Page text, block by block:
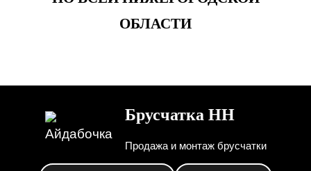
ОБЛАСТИ
Брусчатка НН
Продажа и монтаж брусчатки